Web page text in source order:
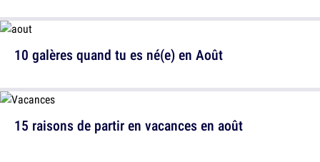
10 galères quand tu es né(e) en Août
15 raisons de partir en vacances en août